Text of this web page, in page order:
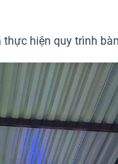
hiện quy trình